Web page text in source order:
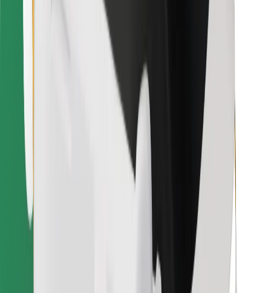
Pogoji poslovanja
Do vožnje v nekaj minutah!
Prenesi aplikacijo Bolt
Najdi svojo najljubšo hrano!
Prenesi aplikacijo Bolt Food